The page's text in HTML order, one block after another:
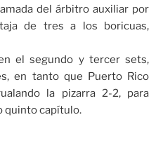
del árbitro auxiliar por
de tres a los boricuas,
el segundo y tercer sets,
en tanto que Puerto Rico
la pizarra 2-2, para
quinto capítulo.